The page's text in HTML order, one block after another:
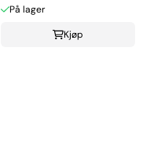
På lager
Kjøp